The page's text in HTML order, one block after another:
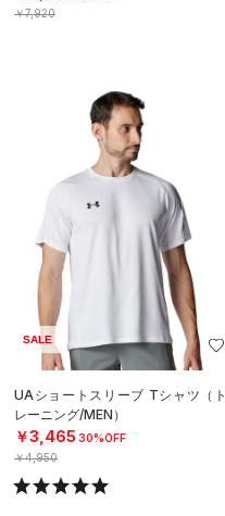
￥7,920
SALE
UAショートスリーブ Tシャツ（ト
レーニング/MEN）
￥3,465 30%OFF
￥4,950